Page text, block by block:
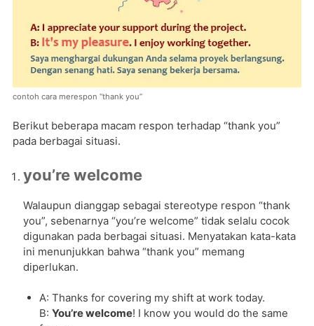
contoh cara merespon “thank you”
Berikut beberapa macam respon terhadap “thank you”
pada berbagai situasi.
you’re welcome
Walaupun dianggap sebagai stereotype respon “thank
you”, sebenarnya “you’re welcome” tidak selalu cocok
digunakan pada berbagai situasi. Menyatakan kata-kata
ini menunjukkan bahwa “thank you” memang
diperlukan.
A: Thanks for covering my shift at work today.
B: You’re welcome! I know you would do the same